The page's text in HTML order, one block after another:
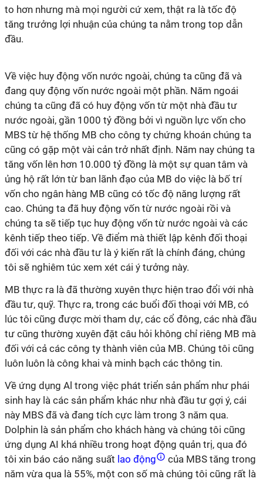
to hơn nhưng mà mọi người cứ xem, thật ra là tốc độ
tăng trưởng lợi nhuận của chúng ta nằm trong top dẫn
đầu.
Về việc huy động vốn nước ngoài, chúng ta cũng đã và
đang quy động vốn nước ngoài một phần. Năm ngoái
chúng ta cũng đã có huy động vốn từ một nhà đầu tư
nước ngoài, gần 1000 tỷ đồng bởi vì nguồn lực vốn cho
MBS từ hệ thống MB cho công ty chứng khoán chúng ta
cũng có gặp một vài cản trở nhất định. Năm nay chúng ta
tăng vốn lên hơn 10.000 tỷ đồng là một sự quan tâm và
ủng hộ rất lớn từ ban lãnh đạo của MB do việc là bố trí
vốn cho ngân hàng MB cũng có tốc độ năng lượng rất
cao. Chúng ta đã huy động vốn từ nước ngoài rồi và
chúng ta sẽ tiếp tục huy động vốn từ nước ngoài và các
kênh tiếp theo tiếp. Về điểm mà thiết lập kênh đối thoại
đối với các nhà đầu tư là ý kiến rất là chính đáng, chúng
tôi sẽ nghiêm túc xem xét cái ý tưởng này.
MB thực ra là đã thường xuyên thực hiện trao đổi với nhà
đầu tư, quỹ. Thực ra, trong các buổi đối thoại với MB, có
lúc tôi cũng được mời tham dự, các cổ đông, các nhà đầu
tư cũng thường xuyên đặt câu hỏi không chỉ riêng MB mà
đối với cả các công ty thành viên của MB. Chúng tôi cũng
luôn luôn là công khai và minh bạch các thông tin.
Về ứng dụng Al trong việc phát triển sản phẩm như phái
sinh hay là các sản phẩm khác như nhà đầu tư gợi ý, cái
này MBS đã và đang tích cực làm trong 3 năm qua.
Dolphin là sản phẩm cho khách hàng và chúng tôi cũng
ứng dụng AI khá nhiều trong hoạt động quản trị, qua đó
tôi xin báo cáo năng suất lao động
của MBS tăng trong
năm vừa qua là 55%, một con số mà chúng tôi cũng rất là